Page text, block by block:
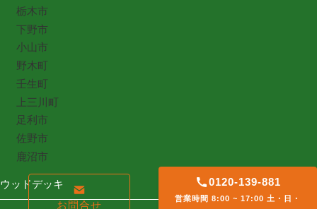
栃木市
下野市
小山市
野木町
壬生町
上三川町
足利市
佐野市
鹿沼市
ウッドデッキ
お問合せ
0120-139-881
営業時間 8:00 ~ 17:00 土・日・